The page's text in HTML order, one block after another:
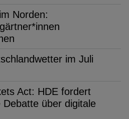
Norden:
im Juli
Act: HDE fordert
Debatte über digitale